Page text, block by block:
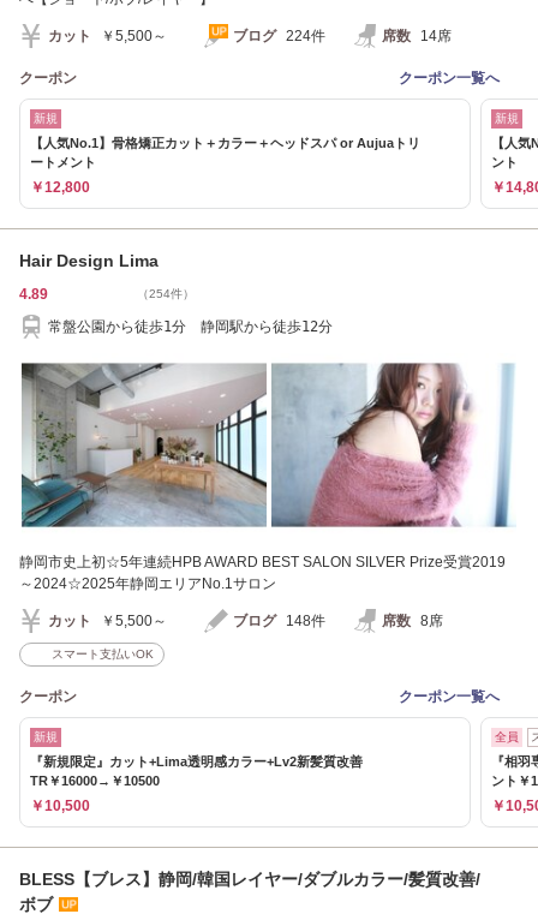
カット ￥5,500～ ブログ 224件 席数 14席
クーポン クーポン一覧へ
新規
【人気No.1】骨格矯正カット＋カラー＋ヘッドスパ or Aujuaトリ
ートメント
￥12,800
新規
【人
ント
￥
Hair Design Lima
4.89 （254件）
常盤公園から徒歩1分 静岡駅から徒歩12分
静岡市史上初☆5年連続HPB AWARD BEST SALON SILVER Prize受賞2019
～2024☆2025年静岡エリアNo.1サロン
カット ￥5,500～ ブログ 148件 席数 8席
スマート支払いOK
クーポン クーポン一覧へ
新規
『新規限定』カット+Lima透明感カラー+Lv2新髪質改善
TR￥16000→￥10500
￥10,500
全員
『相
ント￥
￥
BLESS【ブレス】静岡/韓国レイヤー/ダブルカラー/髪質改善/
ボブ